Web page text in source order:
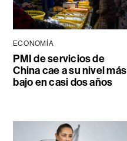
ECONOMÍA
PMI de servicios de
China cae a su nivel más
bajo en casi dos años